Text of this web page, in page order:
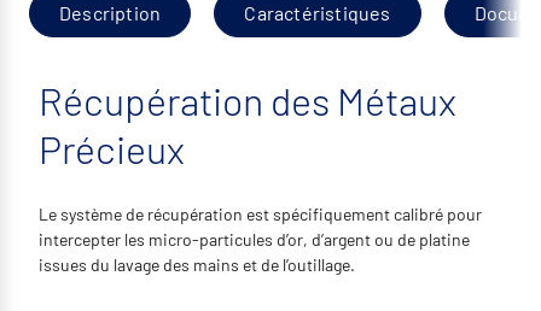
Description Caractéristiques
Récupération des Métaux
Précieux
Le système de récupération est spécifiquement calibré pour
intercepter les micro-particules d’or, d’argent ou de platine
issues du lavage des mains et de l’outillage.